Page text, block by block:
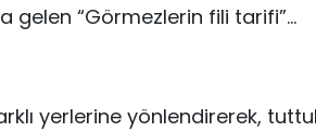
gelen “Görmezlerin fili tarifi”…
yerlerine yönlendirerek,